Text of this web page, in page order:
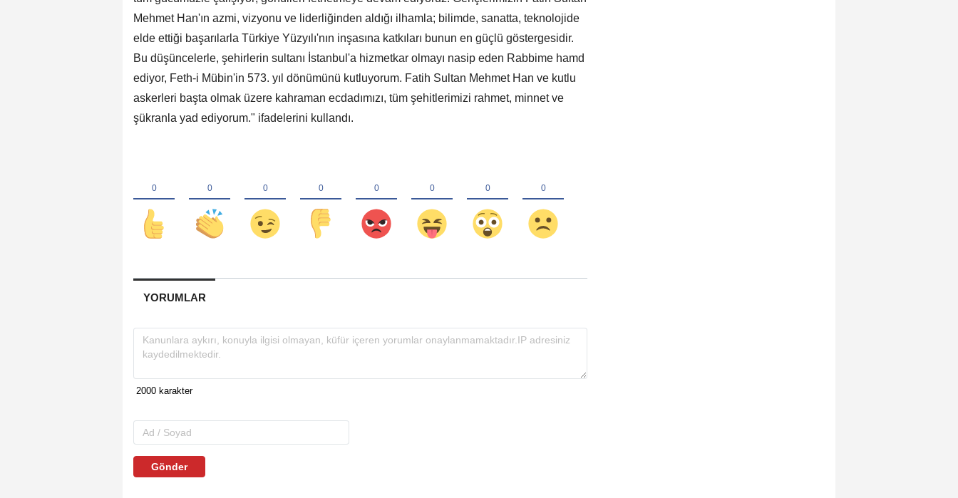
Mehmet Han'ın azmi, vizyonu ve liderliğinden aldığı ilhamla; bilimde, sanatta, teknolojide
elde ettiği başarılarla Türkiye Yüzyılı'nın inşasına katkıları bunun en güçlü göstergesidir.
Bu düşüncelerle, şehirlerin sultanı İstanbul'a hizmetkar olmayı nasip eden Rabbime hamd
ediyor, Feth-i Mübin'in 573. yıl dönümünü kutluyorum. Fatih Sultan Mehmet Han ve kutlu
askerleri başta olmak üzere kahraman ecdadımızı, tüm şehitlerimizi rahmet, minnet ve
şükranla yad ediyorum." ifadelerini kullandı.
YORUMLAR
Gönder